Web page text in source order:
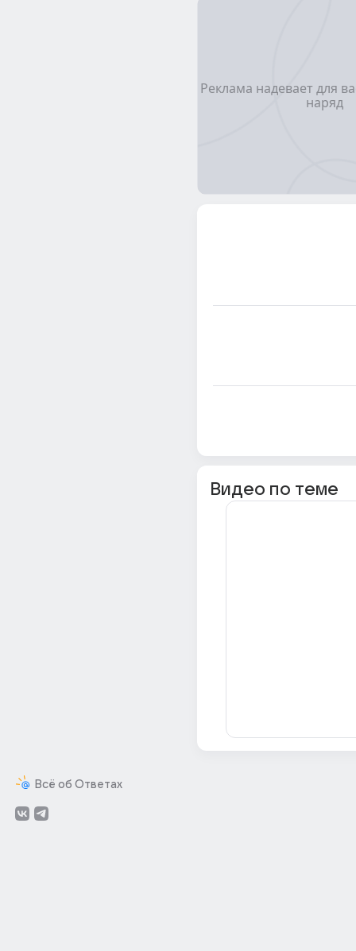
Всё об Ответах
Видео по теме